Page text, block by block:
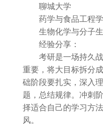
聊城大学
药学与食品工程
生物化学与分子生
经验分享：
考研是一场持久战
重要，将大目标拆分
础阶段要扎实，深入
题，总结规律。冲刺
择适合自己的学习方
风。